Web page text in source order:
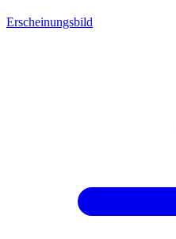
Erscheinungsbild